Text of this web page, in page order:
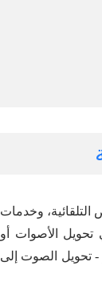
وخدمات
الأصوات أو
- تحويل الصوت إلى